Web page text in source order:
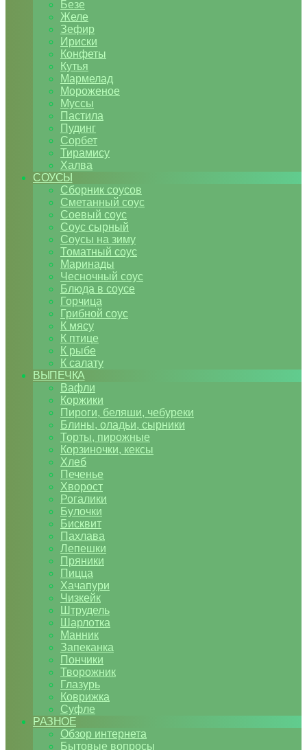
Безе
Желе
Зефир
Ириски
Конфеты
Кутья
Мармелад
Мороженое
Муссы
Пастила
Пудинг
Сорбет
Тирамису
Халва
СОУСЫ
Сборник соусов
Сметанный соус
Соевый соус
Соус сырный
Соусы на зиму
Томатный соус
Маринады
Чесночный соус
Блюда в соусе
Горчица
Грибной соус
К мясу
К птице
К рыбе
К салату
ВЫПЕЧКА
Вафли
Коржики
Пироги, беляши, чебуреки
Блины, оладьи, сырники
Торты, пирожные
Корзиночки, кексы
Хлеб
Печенье
Хворост
Рогалики
Булочки
Бисквит
Пахлава
Лепешки
Пряники
Пицца
Хачапури
Чизкейк
Штрудель
Шарлотка
Манник
Запеканка
Пончики
Творожник
Глазурь
Коврижка
Суфле
РАЗНОЕ
Обзор интернета
Бытовые вопросы